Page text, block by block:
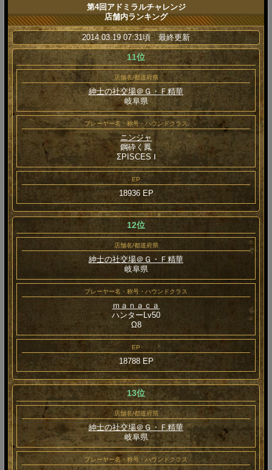
第4回アドミラルチャレンジ
店舗内ランキング
2014.03.19 07:31頃 最終更新
11位
店舗名/都道府県
紳士の社交場＠Ｇ・Ｆ精華
岐阜県
プレーヤー名・称号・ハウンドクラス
ニンジャ
鋼砕く鳳
ΣPISCES Ⅰ
EP
18936 EP
12位
店舗名/都道府県
紳士の社交場＠Ｇ・Ｆ精華
岐阜県
プレーヤー名・称号・ハウンドクラス
ｍａｎａｃａ
ハンターLv50
Ω8
EP
18788 EP
13位
店舗名/都道府県
紳士の社交場＠Ｇ・Ｆ精華
岐阜県
プレーヤー名・称号・ハウンドクラス